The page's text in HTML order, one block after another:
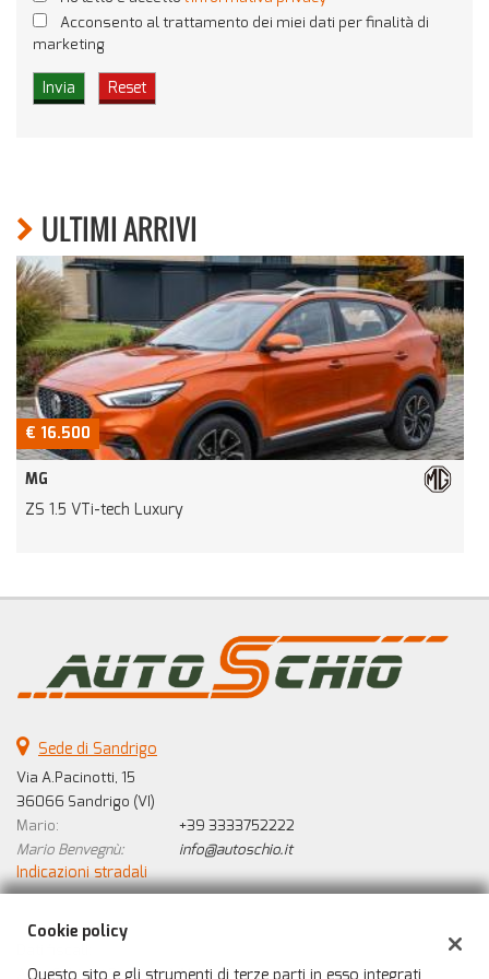
Acconsento al trattamento dei miei dati per finalità di
marketing
ULTIMI ARRIVI
€ 16.500
MG
ZS 1.5 VTi-tech Luxury
Sede di Sandrigo
Via A.Pacinotti, 15
36066 Sandrigo (VI)
Mario:
+39 3333752222
Mario Benvegnù:
info@autoschio.it
Indicazioni stradali
Auto Schio di Benvegnù Mario
Cookie policy